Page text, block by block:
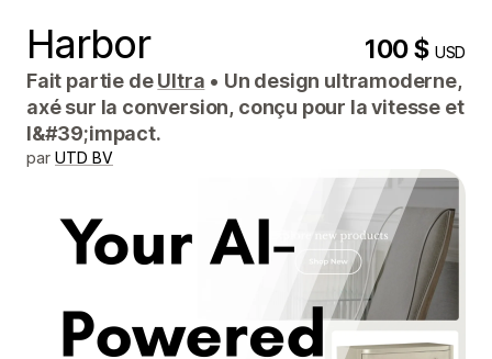
Harbor 100 $USD
Fait partie deUltra • Un design ultramoderne,
axé sur la conversion, conçu pour la vitesse et
l&#39;impact.
par UTD BV